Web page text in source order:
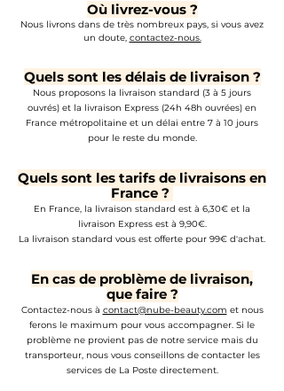
Où livrez-vous ?
Nous livrons dans de très nombreux pays, si vous avez
un doute, contactez-nous.
Quels sont les délais de livraison ?
Nous proposons la livraison standard (3 à 5 jours
ouvrés) et la livraison Express (24h 48h ouvrées) en
France métropolitaine et un délai entre 7 à 10 jours
pour le reste du monde.
Quels sont les tarifs de livraisons en
France ?
En France, la livraison standard est à 6,30€ et la
livraison Express est à 9,90€.
La livraison standard vous est offerte pour 99€ d'achat.
En cas de problème de livraison,
que faire ?
Contactez-nous à contact@nube-beauty.com ​ et nous
ferons le maximum pour vous accompagner. Si le
problème ne provient pas de notre service mais du
transporteur, nous vous conseillons de contacter les
services de La Poste directement.